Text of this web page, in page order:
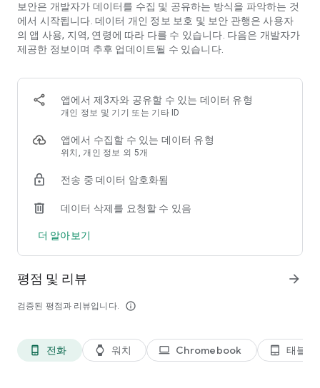
킬 수 있습니다.
- 시간, 날씨, 기기 상태 등 다양한 조건에 따라 자동으로 기기를
동작시킬 수 있습니다.
- 다른 사람에게 권한을 주어 공유된 장소의 기기를 함께 사용할
- 알림을 통해 업데이트된 기기의 상태를 받을 수 있습니다.
※ SmartThings는 삼성전자 스마트폰에 최적화되어 있으며, 다
수 있습니다.
※ 일부 국가에서는 특정 기능이 지원되지 않을 수 있습니다.
※ Wear OS용 SmartThings는 워치가 모바일 폰에 연결된 경우
고 빠른 루틴 실행 및 기기 제어가 가능합니다. 시계 화면에서
제공합니다.
일부 모바일디바이스는 사용에 제약이 있을 수 있습니다.
서비스 제공을 위해 다음과 같은 접근권한을 필요로 합니다. 선택
적 접근권한의 경우 허용하지 않더라도 서비스의 기본 기능의 사
보안은 개발자가 데이터를 수집 및 공유하는 방식을 파악하는 것
에서 시작됩니다. 데이터 개인 정보 보호 및 보안 관행은 사용자
의 앱 사용, 지역, 연령에 따라 다를 수 있습니다. 다음은 개발자가
제공한 정보이며 추후 업데이트될 수 있습니다.
앱에서 제3자와 공유할 수 있는 데이터 유형
개인 정보 및 기기 또는 기타 ID
앱에서 수집할 수 있는 데이터 유형
위치, 개인 정보 외 5개
전송 중 데이터 암호화됨
데이터 삭제를 요청할 수 있음
더 알아보기
평점 및 리뷰
검증된 평점과 리뷰입니다. info_outline
arrow_forward
phone_android 전화 watch 워치 laptop Chromebook tablet_android 태블릿